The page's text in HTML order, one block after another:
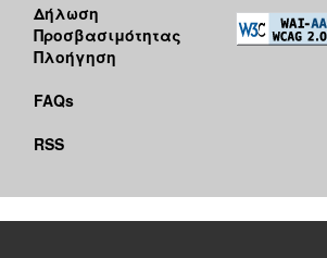
Δήλωση
Προσβασιμότητας
Πλοήγηση
FAQs
RSS